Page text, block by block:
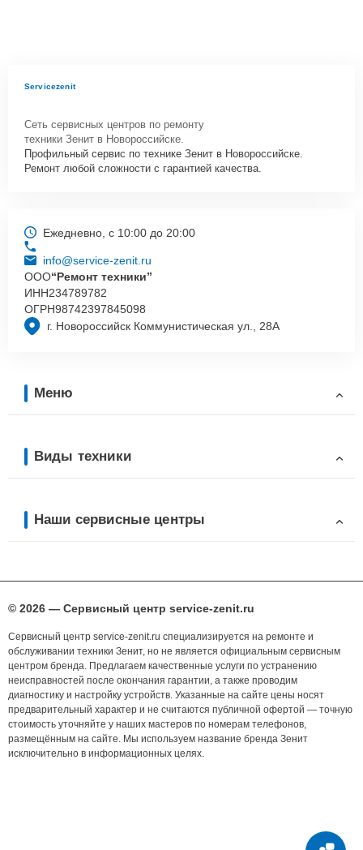
Servicezenit
Сеть сервисных центров по ремонту
техники Зенит в Новороссийске.
Профильный сервис по технике Зенит в Новороссийске.
Ремонт любой сложности с гарантией качества.
г. Новороссийск Коммунистическая ул., 28А
Ежедневно, с 10:00 до 20:00
info@service-zenit.ru
ООО“Ремонт техники”
ИНН234789782
ОГРН98742397845098
Меню
Виды техники
Наши сервисные центры
© 2026 — Сервисный центр service-zenit.ru
Сервисный центр service-zenit.ru специализируется на ремонте и
обслуживании техники Зенит, но не является официальным сервисным
центром бренда. Предлагаем качественные услуги по устранению
неисправностей после окончания гарантии, а также проводим
диагностику и настройку устройств. Указанные на сайте цены носят
предварительный характер и не считаются публичной офертой — точную
стоимость уточняйте у наших мастеров по номерам телефонов,
размещённым на сайте. Мы используем название бренда Зенит
исключительно в информационных целях.